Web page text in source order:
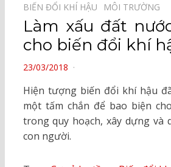
BIẾN ĐỔI KHÍ HẬU⠀ MÔI TRƯỜNG⠀
Làm xấu đất
cho biến đổi khí
POSTED
23/03/2018
Hiện tượng biến đổi khí hậu
một tấm chắn để bao biện
trong quy hoạch, xây dựng và
con người.